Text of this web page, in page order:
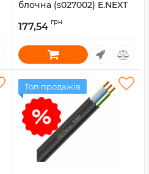
блочна (s027002) E.NEXT
177,54 грн
Топ продажів